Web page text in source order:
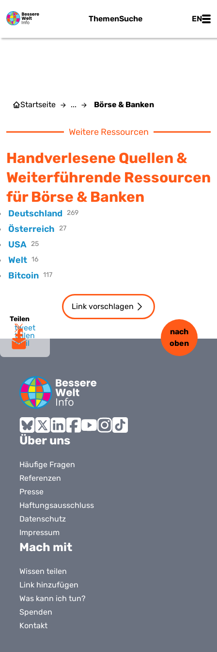
ThemenSuche EN
Teilen
tweet
teilen
mail
Startseite ... Börse & Banken
Weitere Ressourcen
Handverlesene Quellen &
Weiterführende Ressourcen
für Börse & Banken
Deutschland 269
Österreich 27
USA 25
Welt 16
Bitcoin 117
Link vorschlagen
Bluesky
X LinkedInFacebook
nach
oben
Über uns
Häufige Fragen
Referenzen
Presse
Haftungsausschluss
Datenschutz
Impressum
Mach mit
Wissen teilen
Link hinzufügen
Was kann ich tun?
Spenden
Kontakt